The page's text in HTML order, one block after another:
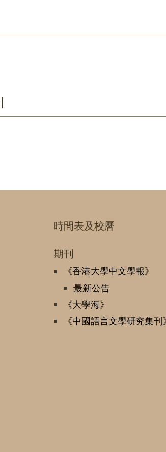
時間表及校曆
期刊
《香港大學中文學報》
最新公告
《大學海》
《中國語言文學研究集刊